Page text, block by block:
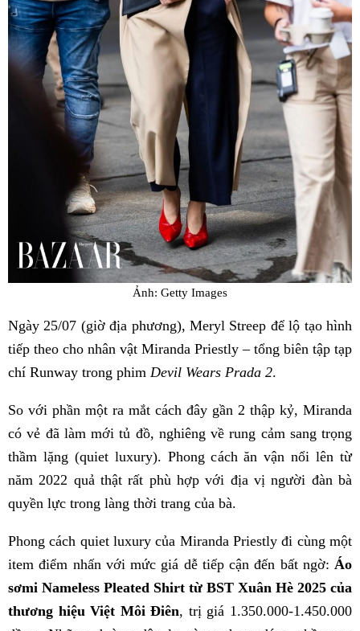
Ảnh: Getty Images
Ngày 25/07 (giờ địa phương), Meryl Streep để lộ tạo hình
tiếp theo cho nhân vật Miranda Priestly – tổng biên tập tạp
chí Runway trong phim Devil Wears Prada 2.
So với phần một ra mắt cách đây gần 2 thập kỷ, Miranda
có vẻ đã làm mới tủ đồ, nghiêng về rung cảm sang trọng
thầm lặng (quiet luxury). Phong cách ăn vận nổi lên từ
năm 2022 quả thật rất phù hợp với địa vị người đàn bà
quyền lực trong làng thời trang của bà.
Phong cách quiet luxury của Miranda Priestly đi cùng một
item điểm nhấn với mức giá dễ tiếp cận đến bất ngờ: Áo
sơmi Nameless Pleated Shirt từ BST Xuân Hè 2025 của
thương hiệu Việt Môi Điên, trị giá 1.350.000-1.450.000